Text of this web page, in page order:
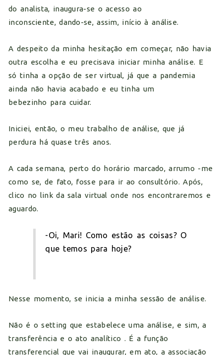
do analista, inaugura-se o acesso ao
inconsciente, dando-se, assim, início à análise.
A despeito da minha hesitação em começar, não havia
outra escolha e eu precisava iniciar minha análise. E
só tinha a opção de ser virtual, já que a pandemia
ainda não havia acabado e eu tinha um
bebezinho para cuidar.
Iniciei, então, o meu trabalho de análise, que já
perdura há quase três anos.
A cada semana, perto do horário marcado, arrumo -me
como se, de fato, fosse para ir ao consultório. Após,
clico no link da sala virtual onde nos encontraremos e
aguardo.
-Oi, Mari! Como estão as coisas? O
que temos para hoje?
Nesse momento, se inicia a minha sessão de análise.
Não é o setting que estabelece uma análise, e sim, a
transferência e o ato analítico . É a função
transferencial que vai inaugurar, em ato, a associação